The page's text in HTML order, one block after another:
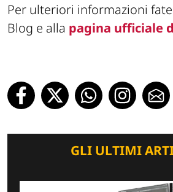
Per ulteriori informazioni
Blog e alla pagina ufficiale
GLI ULTIMI